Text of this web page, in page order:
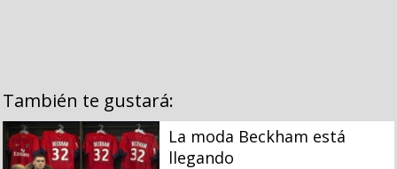
También te gustará:
La moda Beckham está
llegando